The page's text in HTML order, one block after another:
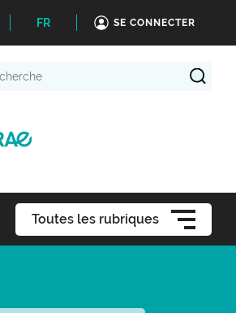
FR SE CONNECTER
Toutes les rubriques